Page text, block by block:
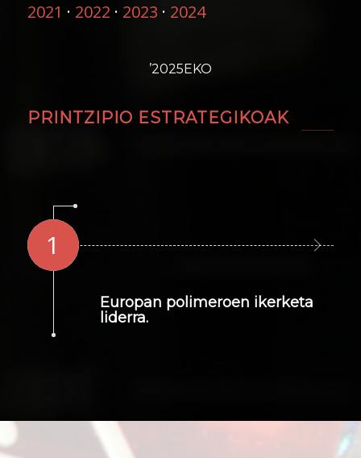
2021 · 2022 · 2023 · 2024
’2025EKO
PRINTZIPIO ESTRATEGIKOAK
1
Europan polimeroen ikerketa
liderra.